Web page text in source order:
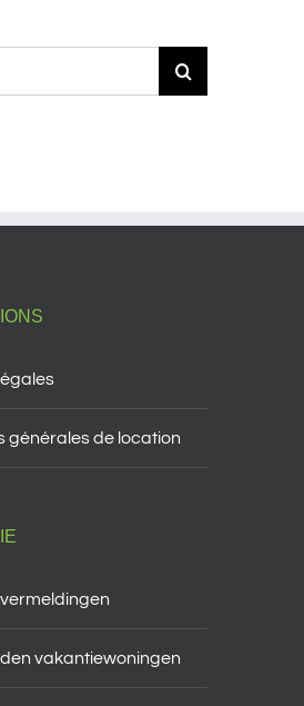
générales de location
vakantiewoningen